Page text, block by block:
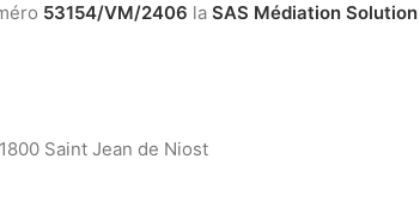
53154/VM/2406 la SAS Médiation Solution
Saint Jean de Niost